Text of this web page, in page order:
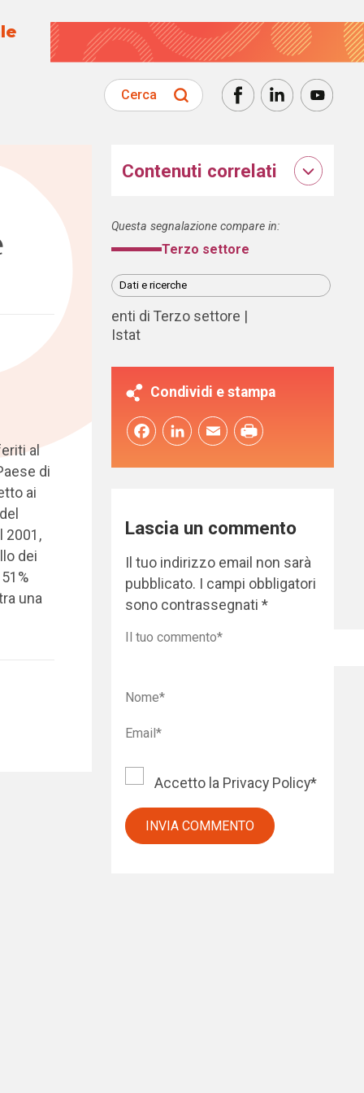
Cerca
al
di
ai
2001,
dei
una
Contenuti correlati
Questa segnalazione compare in:
Terzo settore
Dati e ricerche
enti di Terzo settore
Istat
Condividi e stampa
FacebookLinkedInEmail
Lascia un commento
Il tuo indirizzo email non sarà
pubblicato. I campi obbligatori
sono contrassegnati*
Accetto la Privacy Policy*